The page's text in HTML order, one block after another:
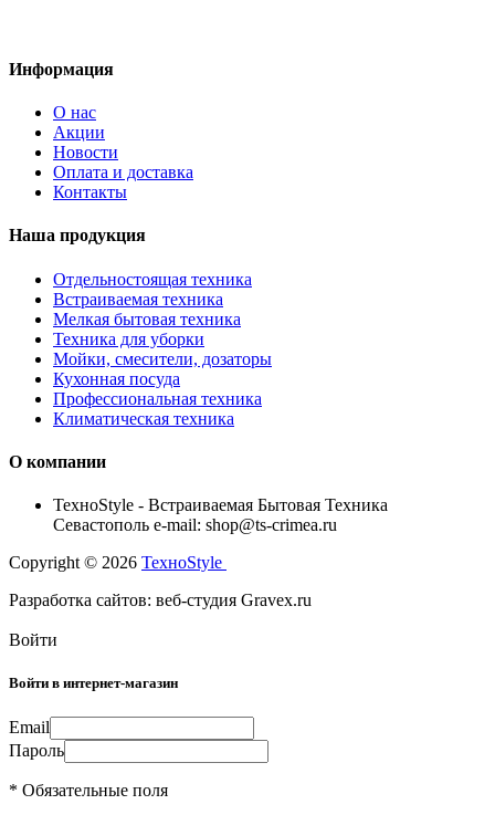
Информация
О нас
Акции
Новости
Оплата и доставка
Контакты
Наша продукция
Отдельностоящая техника
Встраиваемая техника
Мелкая бытовая техника
Техника для уборки
Мойки, смесители, дозаторы
Кухонная посуда
Профессиональная техника
Климатическая техника
О компании
TexноStyle - Встраиваемая Бытовая Техника
Севастополь e-mail: shop@ts-crimea.ru
Copyright © 2026 TexноStyle
Разработка сайтов: веб-студия Gravex.ru
Войти
Войти в интернет-магазин
Email
Пароль
* Обязательные поля